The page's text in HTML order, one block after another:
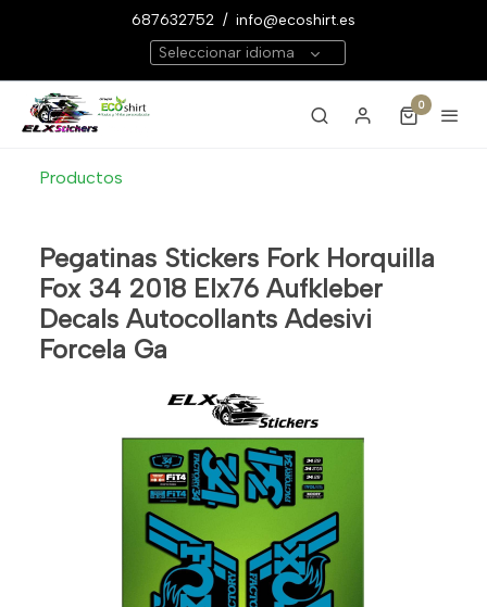
687632752 / info@ecoshirt.es
Seleccionar idioma
0
Productos
Pegatinas Stickers Fork Horquilla
Fox 34 2018 Elx76 Aufkleber
Decals Autocollants Adesivi
Forcela Ga